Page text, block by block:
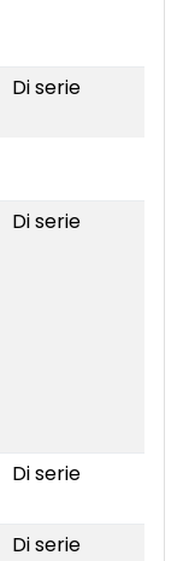
Di serie
Di serie
Di serie
Di serie